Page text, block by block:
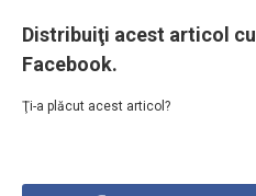
Distribuiţi acest articol
Facebook.
Ţi-a plăcut acest articol?